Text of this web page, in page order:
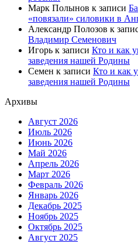
Марк Полынов к записи
«повязали» силовики в
Александр Полозов к
Владимир Семенович
Игорь к записи Кто и как
заведения нашей Родины
Семен к записи Кто и как
заведения нашей Родины
Архивы
Август 2026
Июль 2026
Июнь 2026
Май 2026
Апрель 2026
Март 2026
Февраль 2026
Январь 2026
Декабрь 2025
Ноябрь 2025
Октябрь 2025
Август 2025